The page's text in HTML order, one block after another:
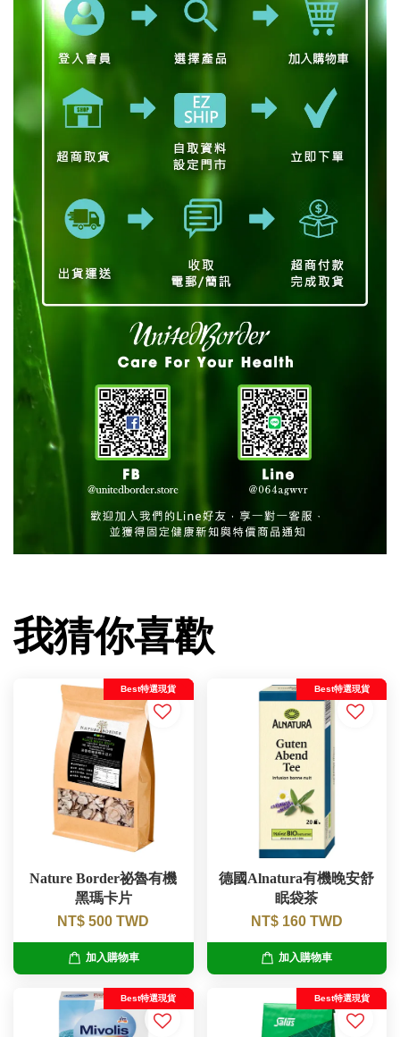
我猜你喜歡
Best特選現貨
Nature Border祕魯有機
黑瑪卡片
NT$ 500 TWD
加入購物車
Best特選現貨
德國Alnatura有機晚安舒
眠袋茶
NT$ 160 TWD
加入購物車
Best特選現貨 Best特選現貨